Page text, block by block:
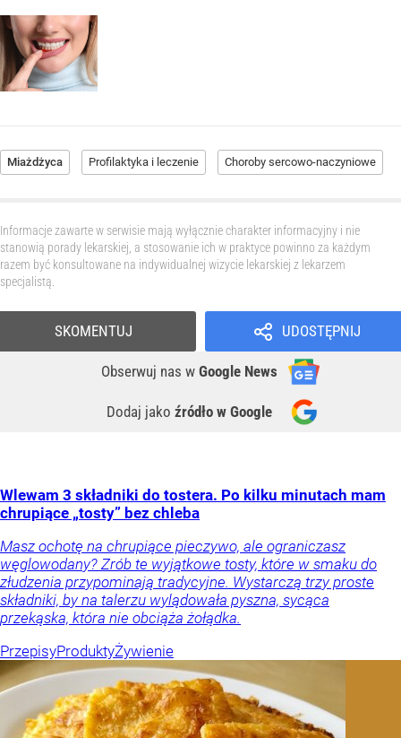
Miażdżyca Profilaktyka i leczenie Choroby sercowo-naczyniowe
Informacje zawarte w serwisie mają wyłącznie charakter informacyjny i nie
stanowią porady lekarskiej, a stosowanie ich w praktyce powinno za każdym
razem być konsultowane na indywidualnej wizycie lekarskiej z lekarzem
specjalistą.
UDOSTĘPNIJ
Obserwuj nas w Google News
Dodaj jako źródło w Google
SKOMENTUJ
Wlewam 3 składniki do tostera. Po kilku minutach mam
chrupiące „tosty” bez chleba
Masz ochotę na chrupiące pieczywo, ale ograniczasz
węglowodany? Zrób te wyjątkowe tosty, które w smaku do
złudzenia przypominają tradycyjne. Wystarczą trzy proste
składniki, by na talerzu wylądowała pyszna, sycąca
przekąska, która nie obciąża żołądka.
PrzepisyProduktyŻywienie